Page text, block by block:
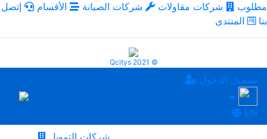
مطلوب
شركات مقاولات شركات الصيانة الأقسام
إتصل
بنا
المنتدى
Qcitys 2021 ©
تسجيل الدخول
EN